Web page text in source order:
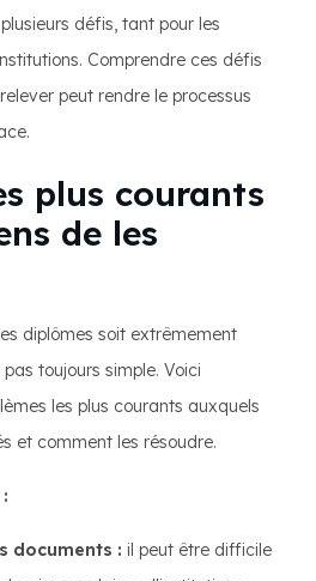
défis, tant pour les
Comprendre ces défis
peut rendre le processus
plus courants
de les
diplômes soit extrêmement
toujours simple. Voici
les plus courants auxquels
et comment les résoudre.
documents : il peut être difficile